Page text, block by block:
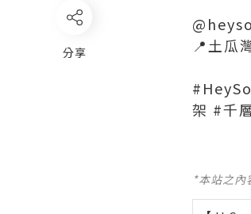
分享
📍土瓜
架 #千
*本站之內